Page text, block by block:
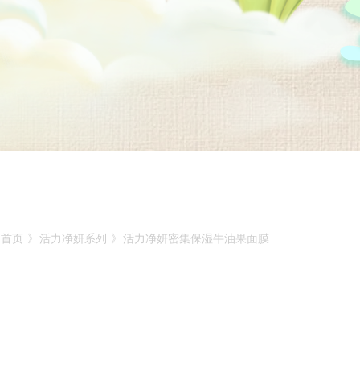
首页 》 活力净妍系列 》 活力净妍密集保湿牛油果面膜